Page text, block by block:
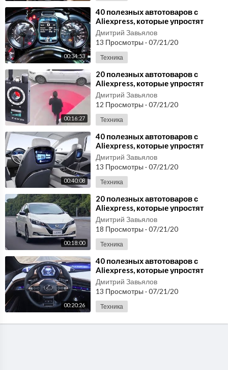
00:34:53
⁣40 полезных автотоваров с
Aliexpress, которые упростят
жизнь любому автовладельцу #7
Дмитрий Завьялов
13 Просмотры · 07/21/20
Техника
00:16:27
⁣20 полезных автотоваров с
Aliexpress, которые упростят
жизнь любому автовладельцу
№40
Дмитрий Завьялов
12 Просмотры · 07/21/20
Техника
00:40:08
⁣40 полезных автотоваров с
Aliexpress, которые упростят
жизнь любому автовладельцу #6
Дмитрий Завьялов
13 Просмотры · 07/21/20
Техника
00:18:00
⁣20 полезных автотоваров с
Aliexpress, которые упростят
жизнь любому автовладельцу
№39
Дмитрий Завьялов
18 Просмотры · 07/21/20
Техника
00:20:26
⁣40 полезных автотоваров с
Aliexpress, которые упростят
жизнь любому автовладельцу #5
Дмитрий Завьялов
13 Просмотры · 07/21/20
Техника